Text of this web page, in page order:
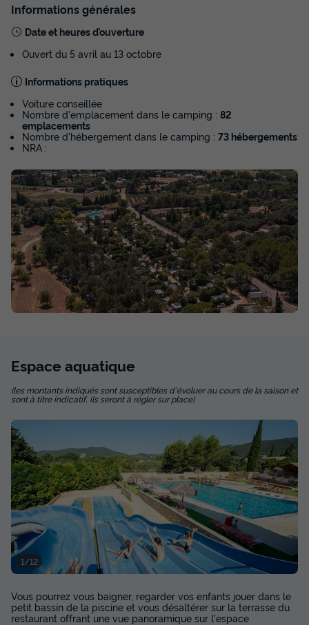
MOBILHOME 6 personnes - Provence -
32m² - 3 chambres
Annulation gratuite
32m² 6
Voir le plan 2D Terrasse couverte
Climatisation
Animaux autorisés *
Cafetière Lave-vaisselle
+ 5
MOBILHOME 6 personnes - Provence - 32m² - 3 chambres
du20/09/2026au27/09/2026
Meilleur prix pour 7 nuits
Modifier les dates
482 €
Voir les disponibilités
MOBILHOME 4 personnes - Lourmarin -
32m² - 2 chambres
Annulation gratuite
Récent
Surface
Adultes
4
Chambres
2
Salle de bain
1
Voir le plan 2D Terrasse couverte
Climatisation
Animaux autorisés *
Cafetière Lave-vaisselle
+ 5
MOBILHOME 4 personnes - Lourmarin - 32m² - 2
Informations générales
Date et heures d’ouverture
Ouvert du 5 avril au 13 octobre
Informations pratiques
Voiture conseillée
Nombre d'emplacement dans le camping : 82
emplacements
Nombre d'hébergement dans le camping : 73 hébergements
NRA :
Voir la carte
Espace aquatique
(les montants indiqués sont susceptibles d'évoluer au cours de la saison et
sont à titre indicatif, ils seront à régler sur place)
1/12
Vous pourrez vous baigner, regarder vos enfants jouer dans le
petit bassin de la piscine et vous désaltérer sur la terrasse du
restaurant offrant une vue panoramique sur l'espace